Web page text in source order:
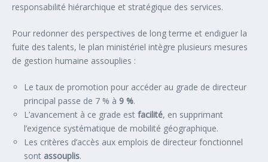
responsabilité hiérarchique et stratégique des services.
Pour redonner des perspectives de long terme et endiguer la
fuite des talents, le plan ministériel intègre plusieurs mesures
de gestion humaine assouplies :
Le taux de promotion pour accéder au grade de directeur
principal passe de 7 % à 9 %.
L’avancement à ce grade est facilité, en supprimant
l’exigence systématique de mobilité géographique.
Les critères d’accès aux emplois de directeur fonctionnel
sont assouplis.